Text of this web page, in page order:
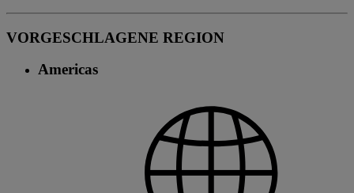
VORGESCHLAGENE REGION
Americas